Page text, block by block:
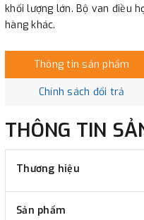
khối lượng lớn. Bộ van điều
hàng khác.
Thông tin sản phẩm
Chính sách đổi trả
THÔNG TIN
Thương hiệu
Sản phẩm